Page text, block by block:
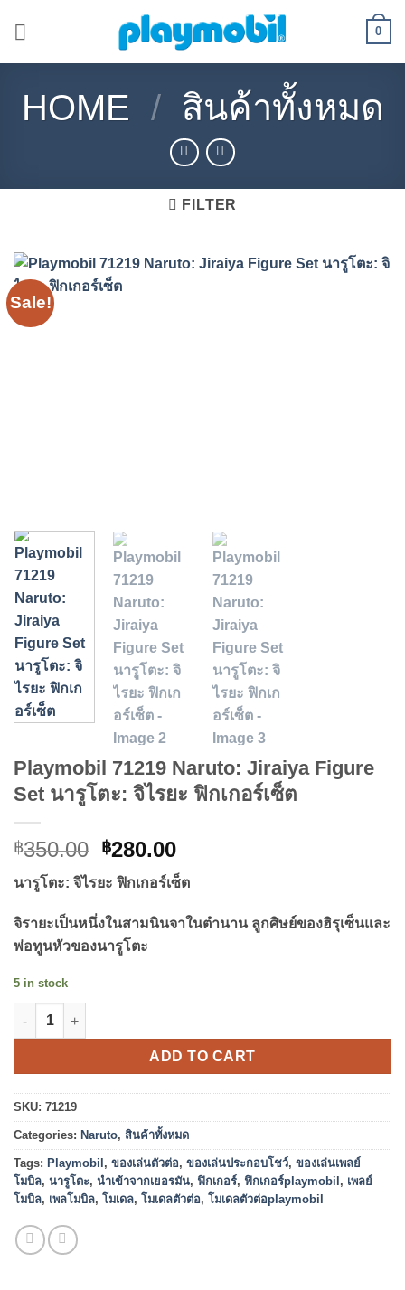
0
HOME / สินค้าทั้งหมด
FILTER
Sale!
Playmobil 71219 Naruto: Jiraiya Figure
Set นารูโตะ: จิไรยะ ฟิกเกอร์เซ็ต
฿350.00 Original
price
was:
฿350.00.
฿280.00Current
price
is:
฿280.00.
นารูโตะ: จิไรยะ ฟิกเกอร์เซ็ต
จิรายะเป็นหนึ่งในสามนินจาในตำนาน ลูกศิษย์ของฮิรุเซ็นและ
พ่อทูนหัวของนารูโตะ
5 in stock
Playmobil 71219 Naruto: Jiraiya Figure Set นารูโตะ: จิไรยะ ฟิกเ
ADD TO CART
SKU: 71219
Categories: Naruto, สินค้าทั้งหมด
Tags: Playmobil , ของเล่นตัวต่อ, ของเล่นประกอบโชว์, ของเล่นเพลย์
โมบิล, นารูโตะ, นำเข้าจากเยอรมัน, ฟิกเกอร์, ฟิกเกอร์playmobil , เพลย์
โมบิล, เพลโมบิล, โมเดล, โมเดลตัวต่อ, โมเดลตัวต่อplaymobil